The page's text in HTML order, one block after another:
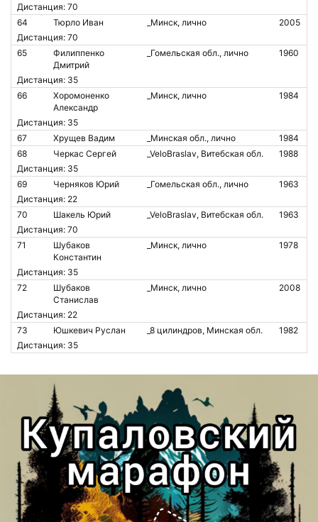
Дистанция: 70
64
Тюрло Иван _Минск, лично
2005
Дистанция: 70
65
Филиппенко
Дмитрий
_Гомельская обл., лично 1960
Дистанция: 35
66
Хоромоненко
Александр
_Минск, лично 1984
Дистанция: 35
67
Хрущев Вадим _Минская обл., лично
1984
68
Черкас Сергей _VeloBraslav, Витебская обл.
1988
Дистанция: 35
69
Черняков Юрий _Гомельская обл., лично
1963
Дистанция: 22
70
Шакель Юрий _VeloBraslav, Витебская обл.
1963
Дистанция: 70
71
Шубаков
Константин
_Минск, лично 1978
Дистанция: 35
72
Шубаков
Станислав
_Минск, лично 2008
Дистанция: 22
73
Юшкевич Руслан _8 цилиндров, Минская обл.
1982
Дистанция: 35